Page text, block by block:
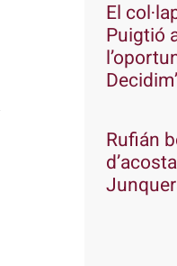
El
Puigtió
Decidim’
Rufián